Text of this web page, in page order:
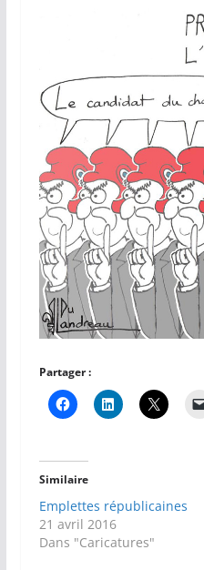
Partager :
Similaire
Emplettes républicaines
21 avril 2016
Dans "Caricatures"